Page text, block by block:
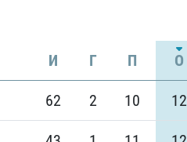
И Г П О
62 2 10 12